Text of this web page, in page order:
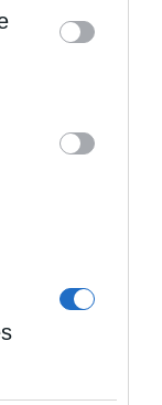
by us to
το όραμα
τον
το 1752